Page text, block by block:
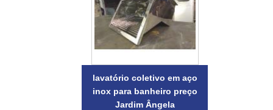
lavatório coletivo em aço
inox para banheiro preço
Jardim Ângela